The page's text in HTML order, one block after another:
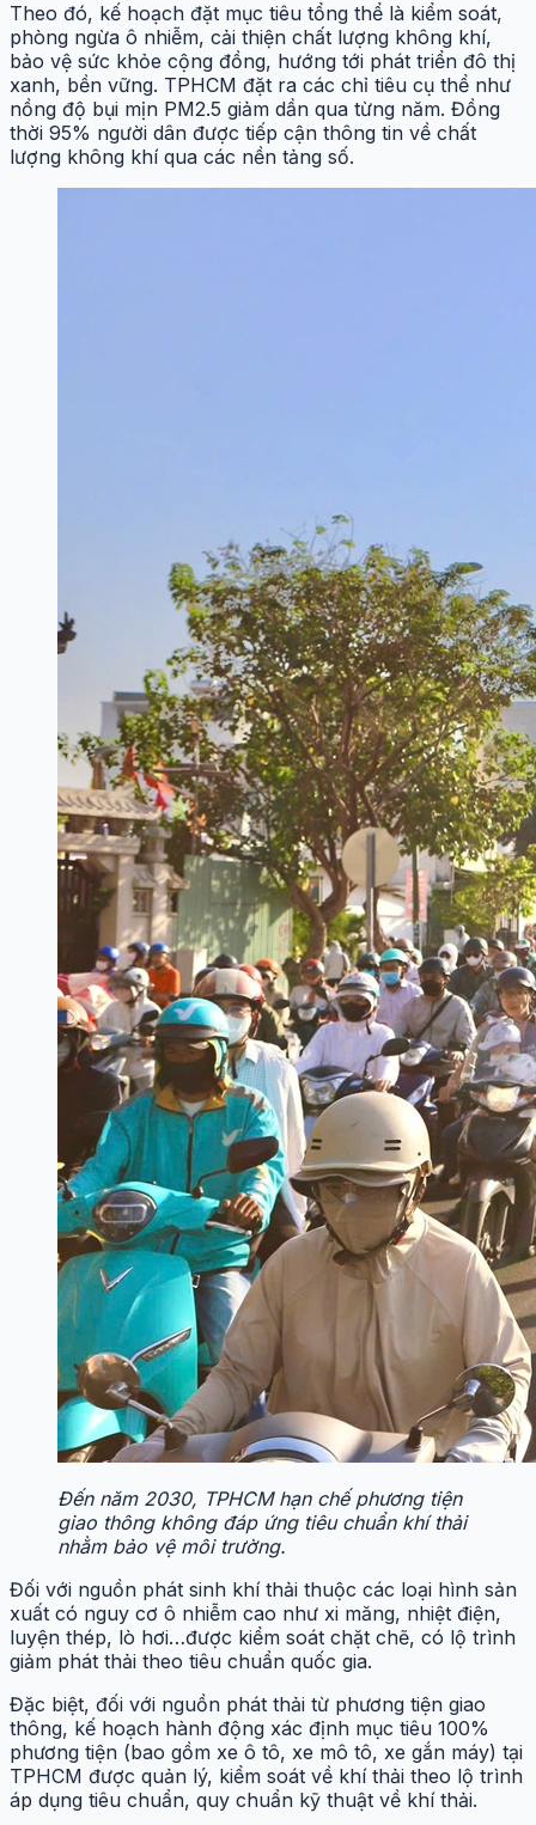
Theo đó, kế hoạch đặt mục tiêu tổng thể là kiểm soát,
phòng ngừa ô nhiễm, cải thiện chất lượng không khí,
bảo vệ sức khỏe cộng đồng, hướng tới phát triển đô thị
xanh, bền vững. TPHCM đặt ra các chỉ tiêu cụ thể như
nồng độ bụi mịn PM2.5 giảm dần qua từng năm. Đồng
thời 95% người dân được tiếp cận thông tin về chất
lượng không khí qua các nền tảng số.
Đến năm 2030, TPHCM hạn chế phương tiện
giao thông không đáp ứng tiêu chuẩn khí thải
nhằm bảo vệ môi trường.
Đối với nguồn phát sinh khí thải thuộc các loại hình sản
xuất có nguy cơ ô nhiễm cao như xi măng, nhiệt điện,
luyện thép, lò hơi…được kiểm soát chặt chẽ, có lộ trình
giảm phát thải theo tiêu chuẩn quốc gia.
Đặc biệt, đối với nguồn phát thải từ phương tiện giao
thông, kế hoạch hành động xác định mục tiêu 100%
phương tiện (bao gồm xe ô tô, xe mô tô, xe gắn máy) tại
TPHCM được quản lý, kiểm soát về khí thải theo lộ trình
áp dụng tiêu chuẩn, quy chuẩn kỹ thuật về khí thải.